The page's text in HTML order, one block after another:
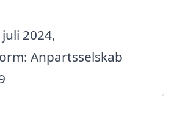
2024,
Anpartsselskab